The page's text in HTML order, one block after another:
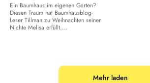
Ein Baumhaus im eigenen Garten?
Diesen Traum hat Baumhausblog-
Leser Tillman zu Weihnachten seiner
Nichte Melisa erfüllt....
Mehr laden